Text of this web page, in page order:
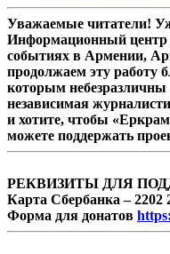
Уважаемые читатели!
Информационный центр
событиях в Армении,
продолжаем эту работу
которым небезразличны
независимая
и хотите, чтобы
можете поддержать
РЕКВИЗИТЫ ДЛЯ
Карта Сбербанка – 2202
Форма для донатов